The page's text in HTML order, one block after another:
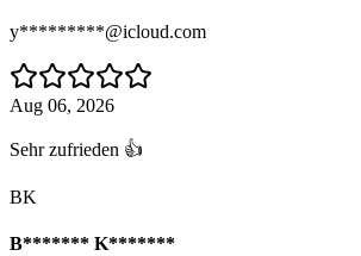
y*********@icloud.com
Aug 06, 2026
Sehr zufrieden 👍
BK
B******* K*******